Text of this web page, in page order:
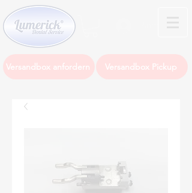
Versandbox anfordern Versandbox Pickup